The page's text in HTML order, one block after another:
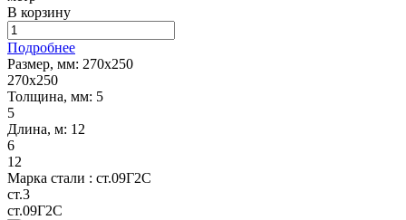
В корзину
Подробнее
Размер, мм: 270х250
270х250
Толщина, мм: 5
5
Длина, м: 12
6
12
Марка стали : ст.09Г2С
ст.3
ст.09Г2С